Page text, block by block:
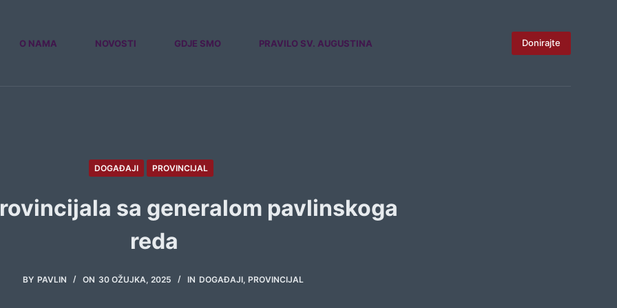
O NAMA NOVOSTI GDJE SMO PRAVILO SV. AUGUSTINA Donirajte
DOGAĐAJI PROVINCIJAL
sa generalom pavlinskoga
reda
BY PAVLIN ON 30 OŽUJKA, 2025 IN DOGAĐAJI, PROVINCIJAL